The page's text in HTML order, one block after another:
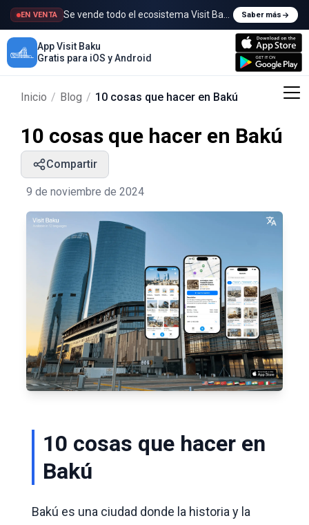
EN VENTA Se vende todo el ecosistema Visit Baku Saber más
App Visit Baku
Gratis para iOS y Android
Inicio / Blog / 10 cosas que hacer en Bakú
10 cosas que hacer en Bakú
Compartir
9 de noviembre de 2024
10 cosas que hacer en
Bakú
Bakú es una ciudad donde la historia y la